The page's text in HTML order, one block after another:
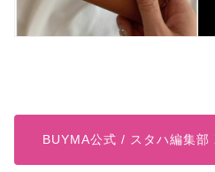
BUYMA公式 / スタハ編集